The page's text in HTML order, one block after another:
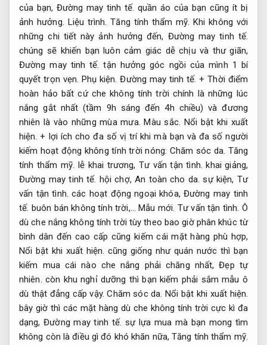
của bạn, Đường may tinh tế. quần áo của bạn cũng ít bị
ảnh hưởng. Liệu trình. Tăng tính thẩm mỹ. Khi không với
những chi tiết này ảnh hưởng đến, Đường may tinh tế.
chúng sẽ khiến bạn luôn cảm giác dễ chịu và thư giãn,
Đường may tinh tế. tận hưởng góc ngồi của mình 1 bí
quyết trọn vẹn. Phụ kiện. Đường may tinh tế. + Thời điểm
hoàn hảo bất cứ che không tính trời chính là những lúc
nắng gắt nhất (tầm 9h sáng đến 4h chiều) và đương
nhiên là vào những mùa mưa.Màu sắc. Nổi bật khi xuất
hiện. + lợi ích cho đa số vị trí khi mà bạn và đa số người
kiếm hoạt động không tính trời nóng: Chăm sóc da. Tăng
tính thẩm mỹ. lễ khai trương, Tư vấn tận tình. khai giảng,
Đường may tinh tế. hội chợ,An toàn cho da. sự kiện, Tư
vấn tận tình. các hoạt động ngoại khóa,Đường may tinh
tế. buôn bán không tính trời,…Mẫu mới. Tư vấn tận tình. Ô
dù che nắng không tính trời tùy theo bao giờ phân khúc từ
bình dân đến cao cấp cũng kiếm cái mặt hàng phù hợp,
Nổi bật khi xuất hiện. cũng giống như quán nước thì bạn
kiếm mua cái nào che nắng phải chăng nhất,Đẹp tự
nhiên. còn khu nghỉ dưỡng thì bạn kiếm phải sắm mẫu ô
dù thật đẳng cấp vậy.Chăm sóc da. Nổi bật khi xuất hiện.
bây giờ thì các mặt hàng dù che không tính trời cực kì đa
dạng,Đường may tinh tế. sự lựa mua mà bạn mong tìm
không còn là điều gì đó khó khăn nữa,Tăng tính thẩm mỹ.